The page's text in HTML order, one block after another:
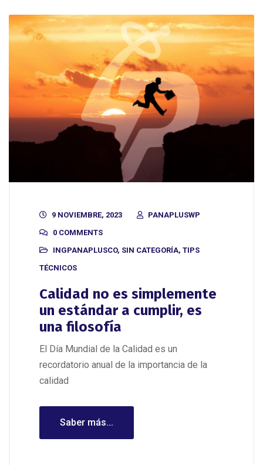
9 NOVIEMBRE, 2023
PANAPLUSWP
0 COMMENTS
INGPANAPLUSCO, SIN CATEGORÍA, TIPS
TÉCNICOS
Calidad no es simplemente
un estándar a cumplir, es
una filosofía
El Día Mundial de la Calidad es un
recordatorio anual de la importancia de la
calidad
Saber más...